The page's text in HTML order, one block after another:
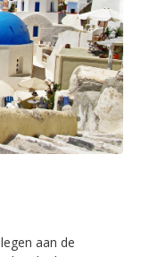
aan de